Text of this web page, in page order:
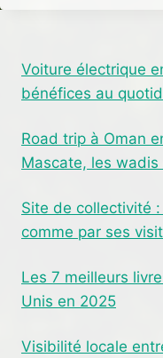
Voiture électrique
bénéfices au
Road trip à Oman
Mascate, les
Site de collectivité
comme par ses
Les 7 meilleurs
Unis en 2025
Visibilité locale